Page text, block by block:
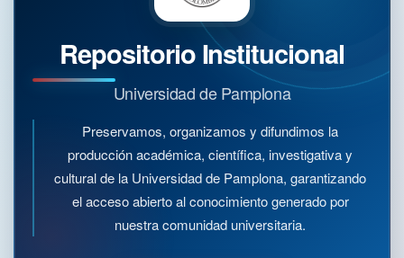
Repositorio Institucional
Universidad de Pamplona
Preservamos, organizamos y difundimos la
producción académica, científica, investigativa y
cultural de la Universidad de Pamplona, garantizando
el acceso abierto al conocimiento generado por
nuestra comunidad universitaria.